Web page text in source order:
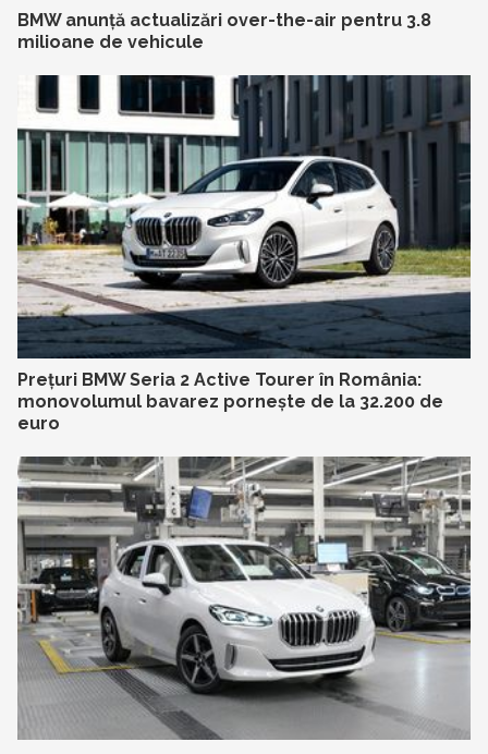
BMW anunță actualizări over-the-air pentru 3.8
milioane de vehicule
Prețuri BMW Seria 2 Active Tourer în România:
monovolumul bavarez pornește de la 32.200 de
euro